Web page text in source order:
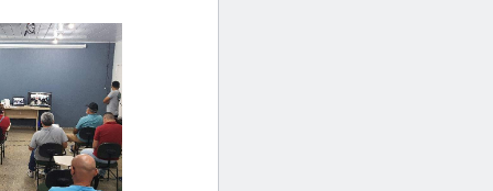
ou
diminuir
volume.